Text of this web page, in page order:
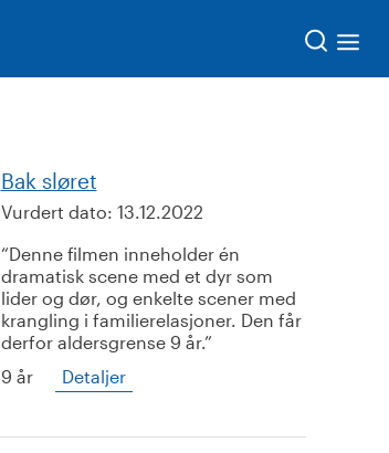
Bak sløret
Vurdert dato: 13.12.2022
Denne filmen inneholder én
dramatisk scene med et dyr som
lider og dør, og enkelte scener med
krangling i familierelasjoner. Den får
derfor aldersgrense 9 år.
9 år
Detaljer